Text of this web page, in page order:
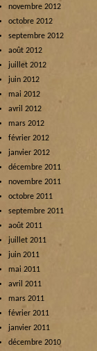
novembre 2012
octobre 2012
septembre 2012
août 2012
juillet 2012
juin 2012
mai 2012
avril 2012
mars 2012
février 2012
janvier 2012
décembre 2011
novembre 2011
octobre 2011
septembre 2011
août 2011
juillet 2011
juin 2011
mai 2011
avril 2011
mars 2011
février 2011
janvier 2011
décembre 2010